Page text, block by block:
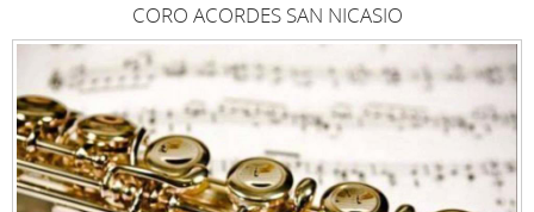
CORO ACORDES SAN NICASIO